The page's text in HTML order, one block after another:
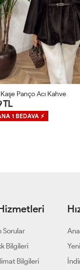
Panço Acı Kahve
TL
1 BEDAVA ⚡
Sorular
Bilgileri
Bilgileri